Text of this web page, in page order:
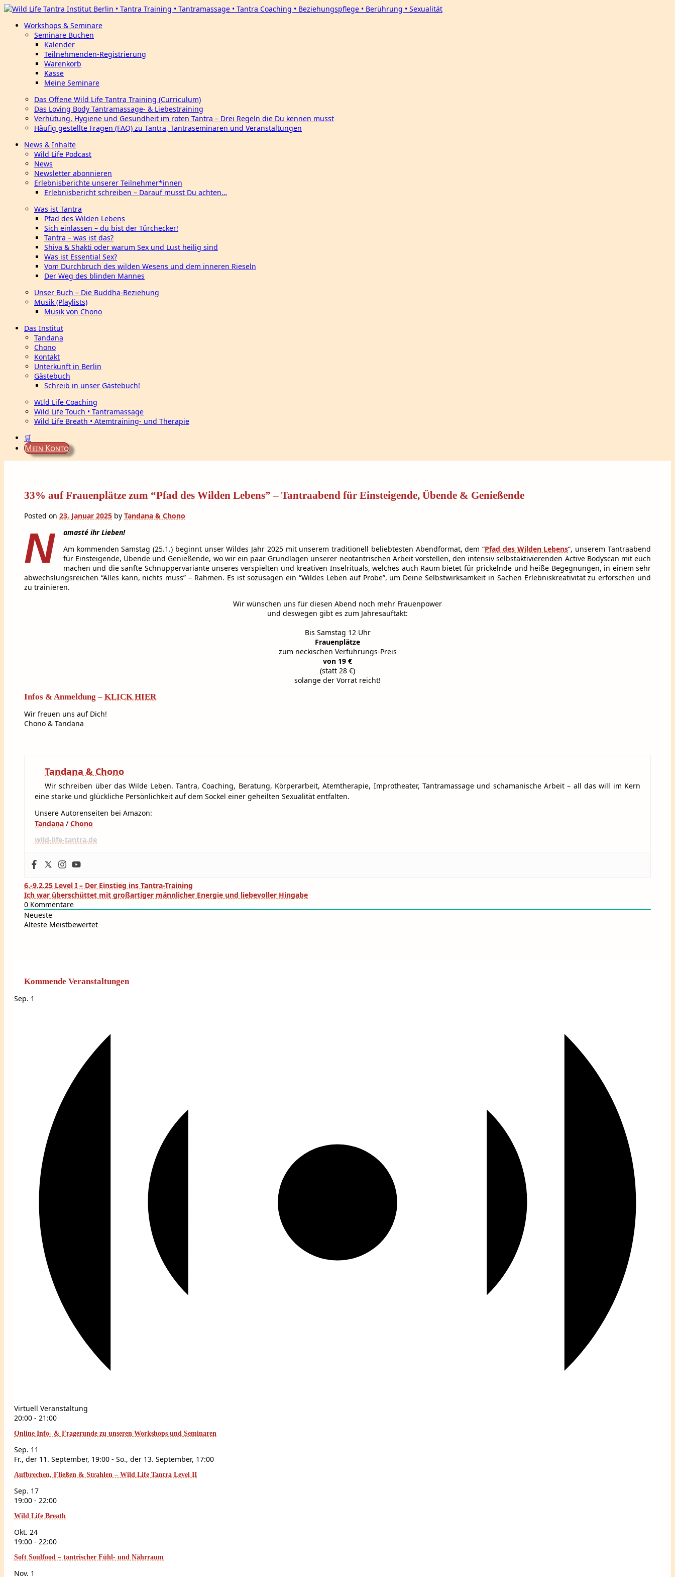
Workshops & Seminare
Seminare Buchen
Kalender
Teilnehmenden-Registrierung
Warenkorb
Kasse
Meine Seminare
Das Offene Wild Life Tantra Training (Curriculum)
Das Loving Body Tantramassage- & Liebestraining
Verhütung, Hygiene und Gesundheit im roten Tantra – Drei Regeln die Du kennen musst
Häufig gestellte Fragen (FAQ) zu Tantra, Tantraseminaren und Veranstaltungen
News & Inhalte
Wild Life Podcast
News
Newsletter abonnieren
Erlebnisberichte unserer Teilnehmer*innen
Erlebnisbericht schreiben – Darauf musst Du achten…
Was ist Tantra
Pfad des Wilden Lebens
Sich einlassen – du bist der Türchecker!
Tantra – was ist das?
Shiva & Shakti oder warum Sex und Lust heilig sind
Was ist Essential Sex?
Vom Durchbruch des wilden Wesens und dem inneren Rieseln
Der Weg des blinden Mannes
Unser Buch – Die Buddha-Beziehung
Musik (Playlists)
Musik von Chono
Das Institut
Tandana
Chono
Kontakt
Unterkunft in Berlin
Gästebuch
Schreib in unser Gästebuch!
WIld Life Coaching
Wild Life Touch • Tantramassage
Wild Life Breath • Atemtraining- und Therapie
🛒
Mein Konto
33% auf Frauenplätze zum “Pfad des Wilden Lebens” – Tantraabend für Einsteigende, Übende & Genießende
Posted on 23. Januar 2025 by Tandana & Chono
N
amasté ihr Lieben!
Am kommenden Samstag (25.1.) beginnt unser Wildes Jahr 2025 mit unserem traditionell beliebtesten Abendformat, dem “Pfad des Wilden Lebens“, unserem Tantraabend
für Einsteigende, Übende und Genießende, wo wir ein paar Grundlagen unserer neotantrischen Arbeit vorstellen, den intensiv selbstaktivierenden Active Bodyscan mit euch
machen und die sanfte Schnuppervariante unseres verspielten und kreativen Inselrituals, welches auch Raum bietet für prickelnde und heiße Begegnungen, in einem sehr
abwechslungsreichen “Alles kann, nichts muss” – Rahmen. Es ist sozusagen ein “Wildes Leben auf Probe”, um Deine Selbstwirksamkeit in Sachen Erlebniskreativität zu erforschen und
zu trainieren.
Wir wünschen uns für diesen Abend noch mehr Frauenpower
​und deswegen gibt es zum Jahresauftakt:
​Bis Samstag 12 Uhr
​Frauenplätze
​zum ​neckischen Verführungs-Preis
​von 19 €
​(statt 28 €)
​solange der Vorrat reicht!
Infos & Anmeldung – KLICK HIER
Wir freuen uns auf Dich!
Chono & Tandana
Tandana & Chono
Wir schreiben über das Wilde Leben. Tantra, Coaching, Beratung, Körperarbeit, Atemtherapie, Improtheater, Tantramassage und schamanische Arbeit – all das will im Kern
eine starke und glückliche Persönlichkeit auf dem Sockel einer geheilten Sexualität entfalten.
Unsere Autorenseiten bei Amazon:
Tandana / Chono
wild-life-tantra.de
Beitragsnavigation
6.-9.2.25 Level I – Der Einstieg ins Tantra-Training
Ich war überschüttet mit großartiger männlicher Energie und liebevoller Hingabe
0 Kommentare
Neueste
Älteste Meistbewertet
Kommende Veranstaltungen
Sep. 1
Virtuell Veranstaltung
20:00 - 21:00
Online Info- & Fragerunde zu unseren Workshops und Seminaren
Sep. 11
Fr., der 11. September, 19:00 - So., der 13. September, 17:00
Aufbrechen, Fließen & Strahlen – Wild Life Tantra Level II
Sep. 17
19:00 - 22:00
Wild Life Breath
Okt. 24
19:00 - 22:00
Soft Soulfood – tantrischer Fühl- und Nährraum
Nov. 1